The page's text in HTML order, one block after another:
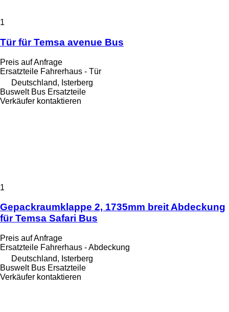
1
Tür für Temsa avenue Bus
Preis auf Anfrage
Ersatzteile Fahrerhaus - Tür
Deutschland, Isterberg
Buswelt Bus Ersatzteile
Verkäufer kontaktieren
1
Gepackraumklappe 2, 1735mm breit Abdeckung
für Temsa Safari Bus
Preis auf Anfrage
Ersatzteile Fahrerhaus - Abdeckung
Deutschland, Isterberg
Buswelt Bus Ersatzteile
Verkäufer kontaktieren